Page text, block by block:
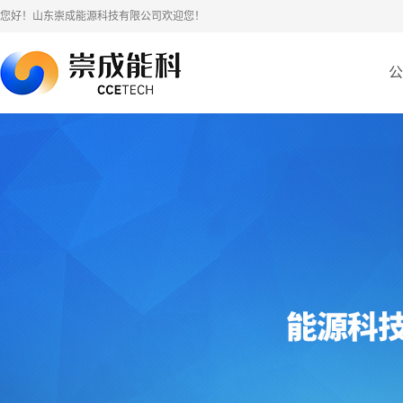
您好！山东崇成能源科技有限公司欢迎您！